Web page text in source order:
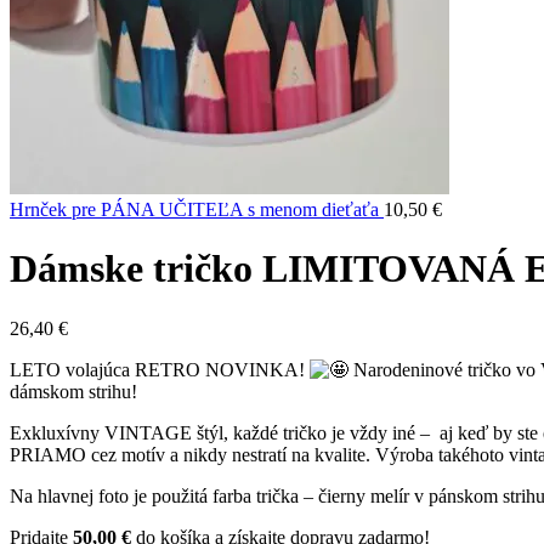
Hrnček pre PÁNA UČITEĽA s menom dieťaťa 10,50 €
Dámske tričko LIMITOVANÁ
26,40 €
LETO volajúca RETRO NOVINKA!
Narodeninové tričko vo
dámskom strihu!
Exkluxívny VINTAGE štýl, každé tričko je vždy iné – aj keď by ste
PRIAMO cez motív a nikdy nestratí na kvalite. Výroba takéhoto
Na hlavnej foto je použitá farba trička – čierny melír v pánskom
Pridajte 50,00 € do košíka a získajte dopravu zadarmo!